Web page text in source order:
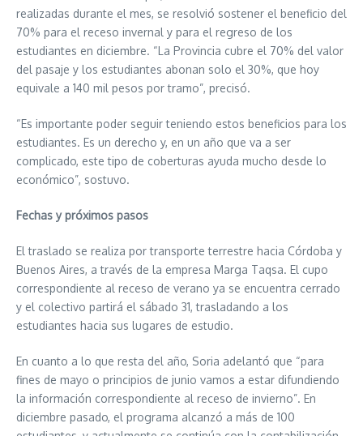
realizadas durante el mes, se resolvió sostener el beneficio del
70% para el receso invernal y para el regreso de los
estudiantes en diciembre. “La Provincia cubre el 70% del valor
del pasaje y los estudiantes abonan solo el 30%, que hoy
equivale a 140 mil pesos por tramo”, precisó.
“Es importante poder seguir teniendo estos beneficios para los
estudiantes. Es un derecho y, en un año que va a ser
complicado, este tipo de coberturas ayuda mucho desde lo
económico”, sostuvo.
Fechas y próximos pasos
El traslado se realiza por transporte terrestre hacia Córdoba y
Buenos Aires, a través de la empresa Marga Taqsa. El cupo
correspondiente al receso de verano ya se encuentra cerrado
y el colectivo partirá el sábado 31, trasladando a los
estudiantes hacia sus lugares de estudio.
En cuanto a lo que resta del año, Soria adelantó que “para
fines de mayo o principios de junio vamos a estar difundiendo
la información correspondiente al receso de invierno”. En
diciembre pasado, el programa alcanzó a más de 100